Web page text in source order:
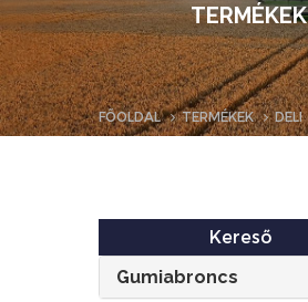
TERMÉKEK
FŐOLDAL TERMÉKEK DELI
Kereső
Gumiabroncs